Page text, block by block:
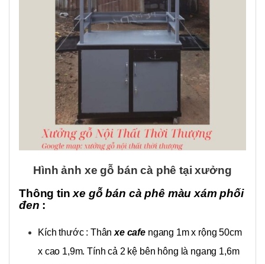
Hình ảnh xe gỗ bán cà phê tại xưởng
Thông tinxe gỗ bán cà phê màu xám phối
đen :
Kích thước : Thânxe cafe ngang 1m x rộng 50cm
x cao 1,9m. Tính cả 2 kệ bên hông là ngang 1,6m